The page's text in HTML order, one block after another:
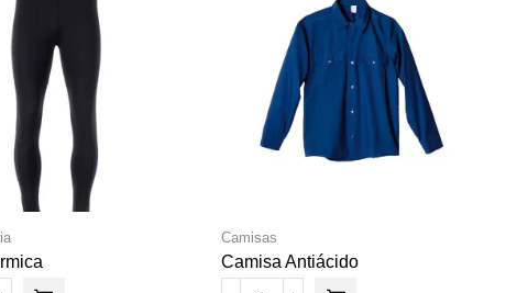
Camisas
Camisa Antiácido